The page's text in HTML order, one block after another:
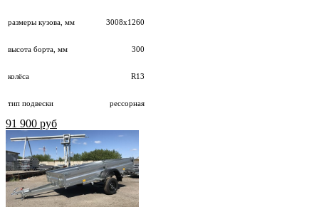
размеры кузова, мм 3008х1260
высота борта, мм 300
колёса R13
тип подвески рессорная
91 900 руб